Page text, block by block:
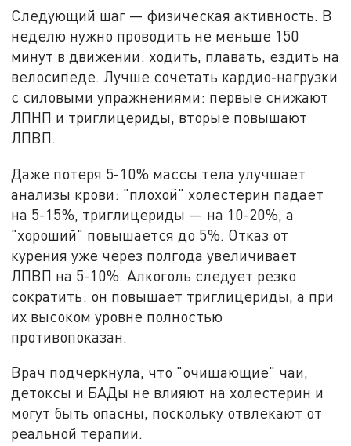
Следующий шаг — физическая активность. В
неделю нужно проводить не меньше 150
минут в движении: ходить, плавать, ездить на
велосипеде. Лучше сочетать кардио‑нагрузки
с силовыми упражнениями: первые снижают
ЛПНП и триглицериды, вторые повышают
ЛПВП.
Даже потеря 5-10% массы тела улучшает
анализы крови: "плохой" холестерин падает
на 5-15%, триглицериды — на 10-20%, а
"хороший" повышается до 5%. Отказ от
курения уже через полгода увеличивает
ЛПВП на 5-10%. Алкоголь следует резко
сократить: он повышает триглицериды, а при
их высоком уровне полностью
противопоказан.
Врач подчеркнула, что "очищающие" чаи,
детоксы и БАДы не влияют на холестерин и
могут быть опасны, поскольку отвлекают от
реальной терапии.